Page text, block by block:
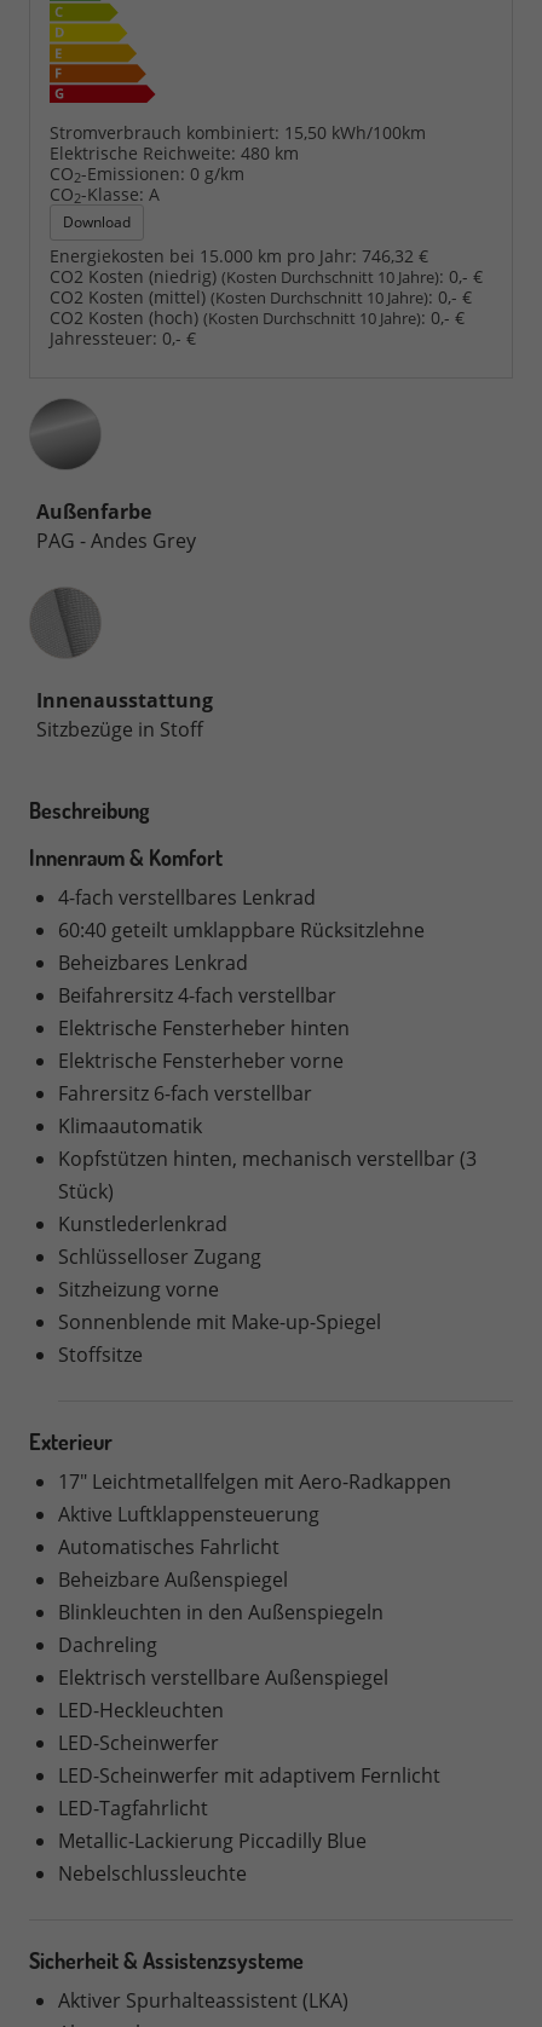
Stromverbrauch kombiniert: 15,50 kWh/100km
Elektrische Reichweite: 480 km
CO2-Emissionen: 0 g/km
CO2-Klasse: A
Download
Energiekosten bei 15.000 km pro Jahr: 746,32 €
CO2 Kosten (niedrig) (Kosten Durchschnitt 10 Jahre): 0,- €
CO2 Kosten (mittel) (Kosten Durchschnitt 10 Jahre): 0,- €
CO2 Kosten (hoch) (Kosten Durchschnitt 10 Jahre): 0,- €
Jahressteuer: 0,- €
Außenfarbe
PAG - Andes Grey
Innenausstattung
Innenausstattung
Sitzbezüge in Stoff
Beschreibung
Innenraum & Komfort
4-fach verstellbares Lenkrad
60:40 geteilt umklappbare Rücksitzlehne
Beheizbares Lenkrad
Beifahrersitz 4-fach verstellbar
Elektrische Fensterheber hinten
Elektrische Fensterheber vorne
Fahrersitz 6-fach verstellbar
Klimaautomatik
Kopfstützen hinten, mechanisch verstellbar (3
Stück)
Kunstlederlenkrad
Schlüsselloser Zugang
Sitzheizung vorne
Sonnenblende mit Make-up-Spiegel
Stoffsitze
Exterieur
17" Leichtmetallfelgen mit Aero-Radkappen
Aktive Luftklappensteuerung
Automatisches Fahrlicht
Beheizbare Außenspiegel
Blinkleuchten in den Außenspiegeln
Dachreling
Elektrisch verstellbare Außenspiegel
LED-Heckleuchten
LED-Scheinwerfer
LED-Scheinwerfer mit adaptivem Fernlicht
LED-Tagfahrlicht
Metallic-Lackierung Piccadilly Blue
Nebelschlussleuchte
Sicherheit & Assistenzsysteme
Aktiver Spurhalteassistent (LKA)